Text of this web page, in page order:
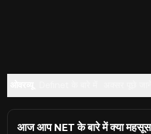
आज आप NET के बारे में क्या